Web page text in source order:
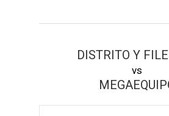
DISTRITO Y
vs